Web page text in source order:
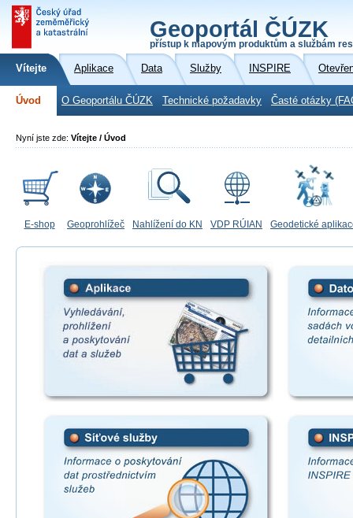
Geoportál ČÚZK
přístup k mapovým produktům a službám
Vítejte Aplikace Data Služby INSPIRE
Úvod O Geoportálu ČÚZK Technické požadavky Časté otázky
Nyní jste zde: Vítejte / Úvod
E-shop Geoprohlížeč Nahlížení do KN VDP RÚIAN Geodetické